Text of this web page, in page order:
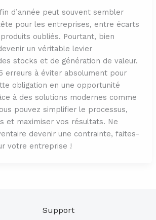
d’année peut souvent sembler
pour les entreprises, entre écarts
oubliés. Pourtant, bien
un véritable levier
stocks et de génération de valeur.
erreurs à éviter absolument pour
obligation en une opportunité
à des solutions modernes comme
pouvez simplifier le processus,
et maximiser vos résultats. Ne
devenir une contrainte, faites-
votre entreprise !
Support